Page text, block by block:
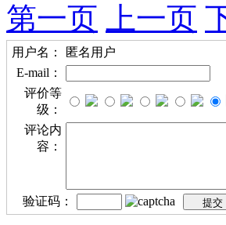
第一页
上一页
用户名：
匿名用户
E-mail：
评价等
级：
评论内
容：
验证码：